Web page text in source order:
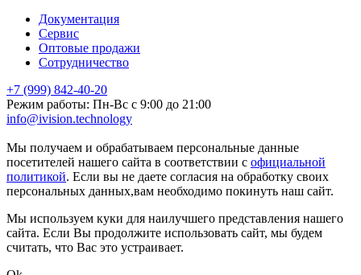
Документация
Сервис
Оптовые продажи
Сотрудничество
+7 (999) 842-40-20
Режим работы: Пн-Вс с 9:00 до 21:00
info@ivision.technology
Мы получаем и обрабатываем персональные данные
посетителей нашего сайта в соответствии с официальной
политикой. Если вы не даете согласия на обработку своих
персональных данных,вам необходимо покинуть наш сайт.
Мы используем куки для наилучшего представления нашего
сайта. Если Вы продолжите использовать сайт, мы будем
считать, что Вас это устраивает.